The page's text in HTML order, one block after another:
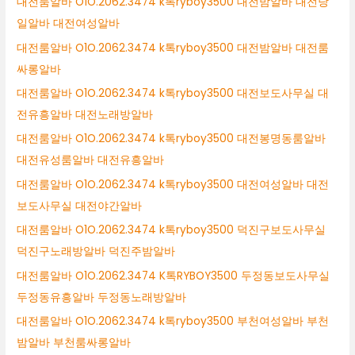
일알바 대전여성알바
대전룸알바 O1O.2062.3474 k톡ryboy3500 대전밤알바 대전룸
싸롱알바
대전룸알바 O1O.2062.3474 k톡ryboy3500 대전보도사무실 대
전유흥알바 대전노래방알바
대전룸알바 O1O.2062.3474 k톡ryboy3500 대전봉명동룸알바
대전유성룸알바 대전유흥알바
대전룸알바 O1O.2062.3474 k톡ryboy3500 대전여성알바 대전
보도사무실 대전야간알바
대전룸알바 O1O.2062.3474 k톡ryboy3500 덕진구보도사무실
덕진구노래방알바 덕진주밤알바
대전룸알바 O1O.2062.3474 K톡RYBOY3500 두정동보도사무실
두정동유흥알바 두정동노래방알바
대전룸알바 O1O.2062.3474 k톡ryboy3500 부천여성알바 부천
밤알바 부천룸싸롱알바